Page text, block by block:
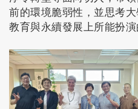
前的環境脆弱性，並思考
教育與永續發展上所能扮